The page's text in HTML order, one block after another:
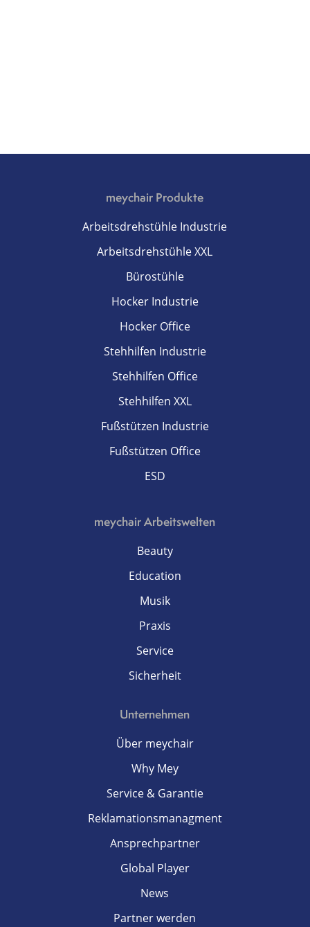
meychair Produkte
Arbeitsdrehstühle Industrie
Arbeitsdrehstühle XXL
Bürostühle
Hocker Industrie
Hocker Office
Stehhilfen Industrie
Stehhilfen Office
Stehhilfen XXL
Fußstützen Industrie
Fußstützen Office
ESD
meychair Arbeitswelten
Beauty
Education
Musik
Praxis
Service
Sicherheit
Unternehmen
Über meychair
Why Mey
Service & Garantie
Reklamationsmanagment
Ansprechpartner
Global Player
News
Partner werden